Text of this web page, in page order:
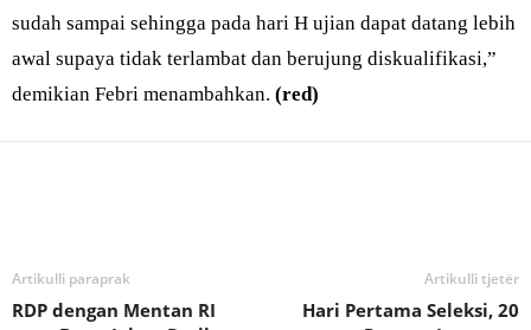
sudah sampai sehingga pada hari H ujian dapat datang lebih
awal supaya tidak terlambat dan berujung diskualifikasi,”
demikian Febri menambahkan. (red)
Artikulli paraprak
RDP dengan Mentan RI
Artikulli tjetër
Hari Pertama Seleksi, 20